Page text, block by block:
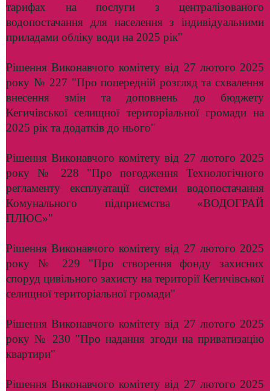
тарифах на послуги з централізованого
водопостачання для населення з індивідуальними
приладами обліку води на 2025 рік"
Рішення Виконавчого комітету від 27 лютого 2025
року № 227 "Про попередній розгляд та схвалення
внесення змін та доповнень до бюджету
Кегичівської селищної територіальної громади на
2025 рік та додатків до нього"
Рішення Виконавчого комітету від 27 лютого 2025
року № 228 "Про погодження Технологічного
регламенту експлуатації системи водопостачання
Комунального підприємства «ВОДОГРАЙ
ПЛЮС»"
Рішення Виконавчого комітету від 27 лютого 2025
року № 229 "Про створення фонду захисних
споруд цивільного захисту на території Кегичівської
селищної територіальної громади"
Рішення Виконавчого комітету від 27 лютого 2025
року № 230 "Про надання згоди на приватизацію
квартири"
Рішення Виконавчого комітету від 27 лютого 2025